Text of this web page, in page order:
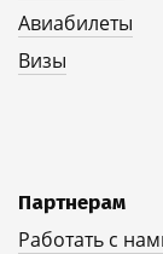
Авиабилеты
Визы
Партнерам
Работать с